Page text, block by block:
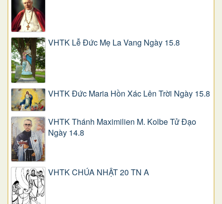
VHTK Lễ Đức Mẹ La Vang Ngày 15.8
VHTK Đức Maria Hồn Xác Lên Trời Ngày 15.8
VHTK Thánh Maximilien M. Kolbe Tử Đạo
Ngày 14.8
VHTK CHÚA NHẬT 20 TN A